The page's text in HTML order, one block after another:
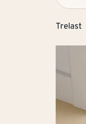
Trelast